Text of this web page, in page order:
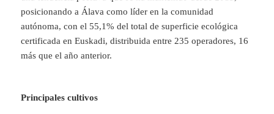
posicionando a Álava como líder en la comunidad
autónoma, con el 55,1% del total de superficie ecológica
certificada en Euskadi, distribuida entre 235 operadores, 16
más que el año anterior.
Principales cultivos